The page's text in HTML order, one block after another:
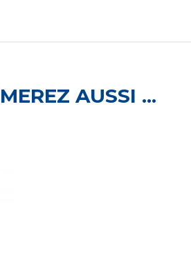
AUSSI ...